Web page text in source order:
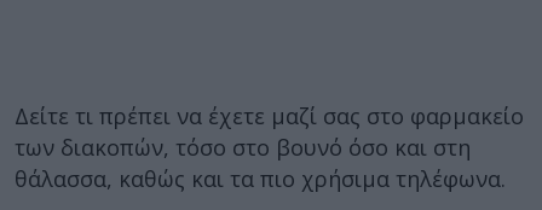
Δείτε τι πρέπει να έχετε μαζί σας στο φαρμακείο
των διακοπών, τόσο στο βουνό όσο και στη
θάλασσα, καθώς και τα πιο χρήσιμα τηλέφωνα.